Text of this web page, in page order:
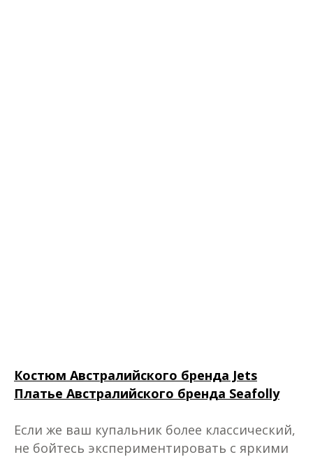
Костюм Австралийского бренда Jets
Платье Австралийского бренда Seafolly
Если же ваш купальник более классический,
не бойтесь экспериментировать с яркими